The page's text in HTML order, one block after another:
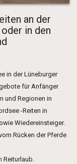
an der
in den
in der Lüneburger
für Anfänger
und Regionen in
-Reiten in
Wiedereinsteiger.
Rücken der Pferde
Reiturlaub.